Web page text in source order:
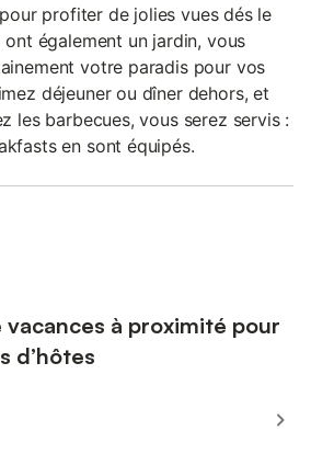
profiter de jolies vues dés le
ont également un jardin, vous
votre paradis pour vos
déjeuner ou dîner dehors, et
les barbecues, vous serez servis :
en sont équipés.
à proximité pour
d’hôtes